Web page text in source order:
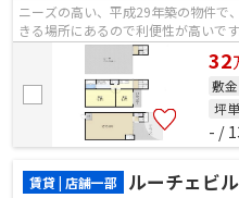
ニーズの高い、平成29年築の物件で
きる場所にあるので利便性が高いで
です。
32
敷金
坪
- /
賃貸 | 店舗一部 ルーチェビル